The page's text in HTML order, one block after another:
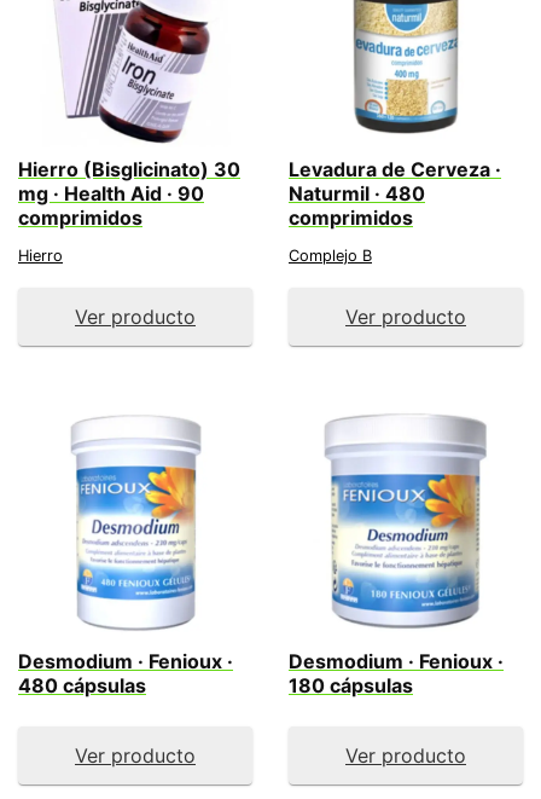
Hierro (Bisglicinato) 30
mg · Health Aid · 90
comprimidos
Hierro
Ver producto
Levadura de Cerveza ·
Naturmil · 480
comprimidos
Complejo B
Ver producto
Desmodium · Fenioux ·
480 cápsulas
Ver producto
Desmodium · Fenioux ·
180 cápsulas
Ver producto